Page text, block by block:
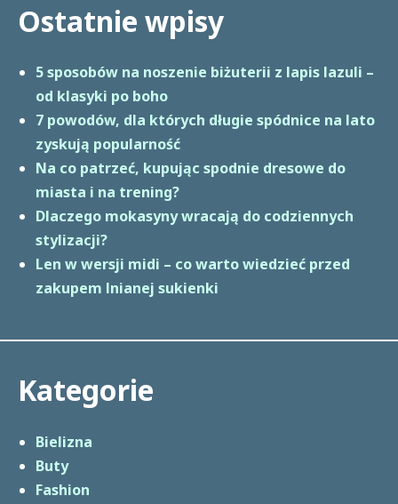
Ostatnie wpisy
5 sposobów na noszenie biżuterii z lapis lazuli –
od klasyki po boho
7 powodów, dla których długie spódnice na lato
zyskują popularność
Na co patrzeć, kupując spodnie dresowe do
miasta i na trening?
Dlaczego mokasyny wracają do codziennych
stylizacji?
Len w wersji midi – co warto wiedzieć przed
zakupem lnianej sukienki
Kategorie
Bielizna
Buty
Fashion